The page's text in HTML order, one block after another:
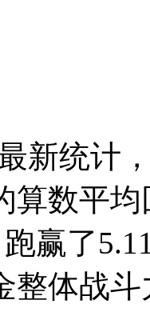
新统计
算数平
赢了
整体战